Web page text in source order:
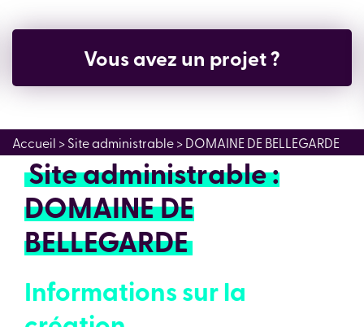
Vous avez un projet ?
Accueil > Site administrable > DOMAINE DE BELLEGARDE
Site administrable :
DOMAINE DE
BELLEGARDE
Informations sur la